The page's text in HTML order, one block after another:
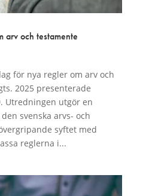
arv och testamente
för nya regler om arv och
2025 presenterade
Utredningen utgör en
svenska arvs- och
syftet med
reglerna i...